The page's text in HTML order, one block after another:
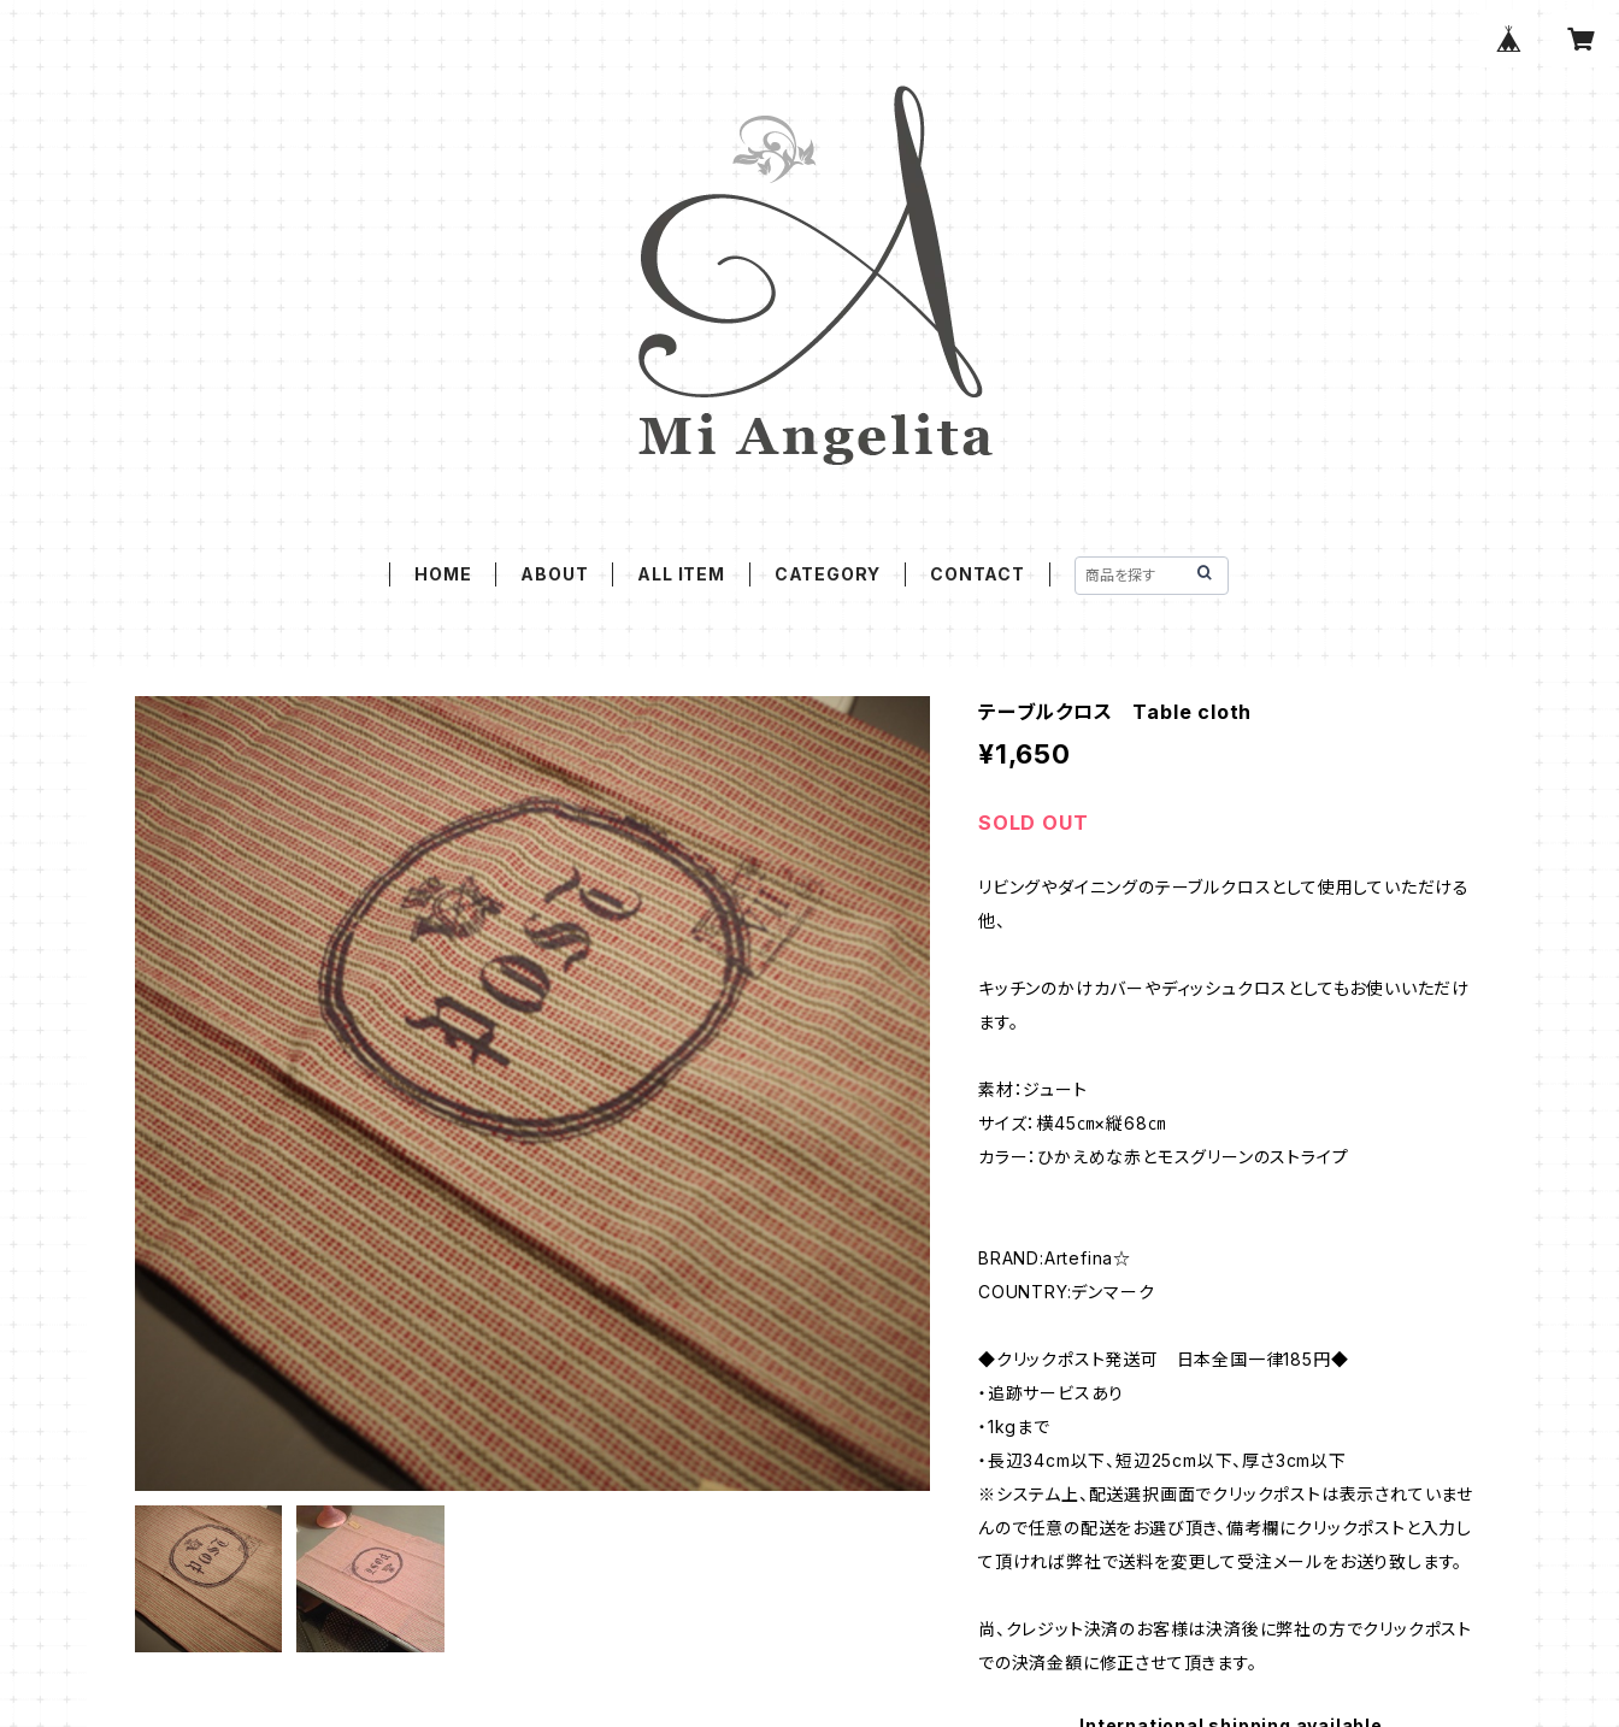
HOME ABOUT ALL ITEM CATEGORY CONTACT
テーブルクロス Table cloth
¥1,650
SOLD OUT
リビングやダイニングのテーブルクロスとして使用していただける
他、
キッチンのかけカバーやディッシュクロスとしてもお使いいただけ
ます。
素材：ジュート
サイズ：横45㎝×縦68㎝
カラー：ひかえめな赤とモスグリーンのストライプ
BRAND:Artefina☆
COUNTRY:デンマーク
◆クリックポスト発送可 日本全国一律185円◆
・追跡サービスあり
・1kgまで
・長辺34cm以下、短辺25cm以下、厚さ3cm以下
※システム上、配送選択画面でクリックポストは表示されていませ
んので任意の配送をお選び頂き、備考欄にクリックポストと入力し
て頂ければ弊社で送料を変更して受注メールをお送り致します。
尚、クレジット決済のお客様は決済後に弊社の方でクリックポスト
での決済金額に修正させて頂きます。